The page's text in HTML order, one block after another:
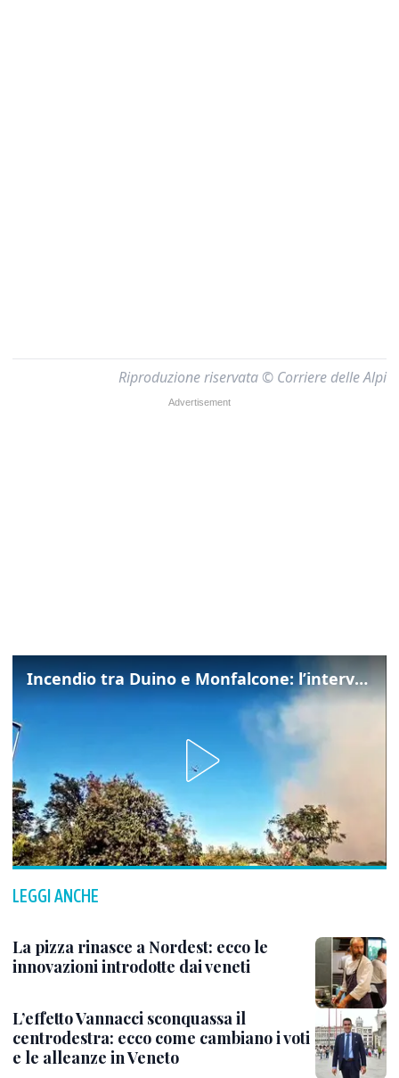
Riproduzione riservata © Corriere delle Alpi
Incendio tra Duino e Monfalcone: l’intervento dei vigili del fuoco
LEGGI ANCHE
La pizza rinasce a Nordest: ecco le
innovazioni introdotte dai veneti
L’effetto Vannacci sconquassa il
centrodestra: ecco come cambiano i voti
e le alleanze in Veneto